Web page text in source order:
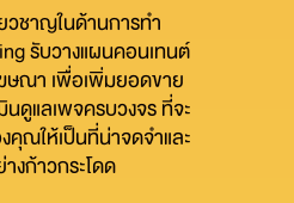
วชาญในด้านการทำ
รับวางแผนคอนเทนต์
ษณา เพื่อเพิ่มยอดขาย
ดูแลเพจครบวงจร ที่จะ
คุณให้เป็นที่น่าจดจำและ
งก้าวกระโดด